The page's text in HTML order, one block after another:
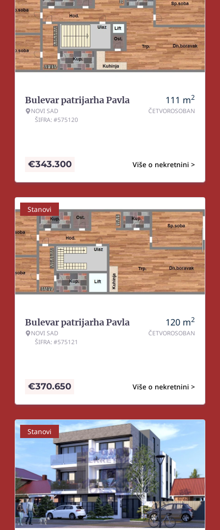
Bulevar patrijarha Pavla
NOVI SAD
ŠIFRA: #575120
111 m2
ČETVOROSOBAN
Više o nekretnini >
€343.300
Stanovi
Bulevar patrijarha Pavla
NOVI SAD
ŠIFRA: #575121
120 m2
ČETVOROSOBAN
Više o nekretnini >
€370.650
Stanovi